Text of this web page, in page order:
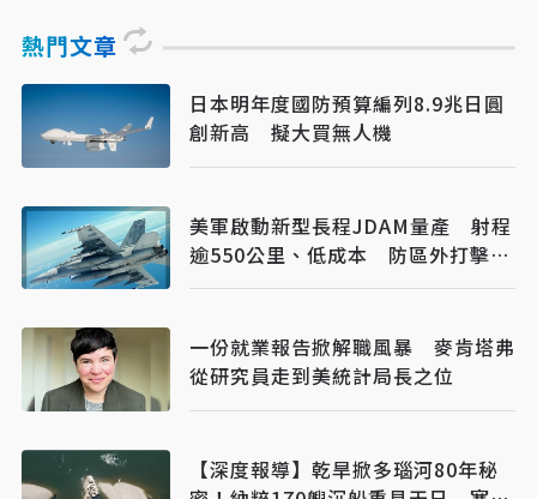
熱門文章
日本明年度國防預算編列8.9兆日圓
創新高 擬大買無人機
美軍啟動新型長程JDAM量產 射程
逾550公里、低成本 防區外打擊新
利器
一份就業報告掀解職風暴 麥肯塔弗
從研究員走到美統計局長之位
【深度報導】乾旱掀多瑙河80年秘